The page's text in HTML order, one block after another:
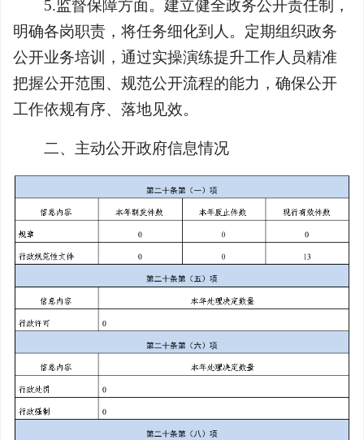
5.监督保障方面。建立健全政务公开责任制，
明确各岗职责，将任务细化到人。定期组织政务
公开业务培训，通过实操演练提升工作人员精准
把握公开范围、规范公开流程的能力，确保公开
工作依规有序、落地见效。
二、主动公开政府信息情况